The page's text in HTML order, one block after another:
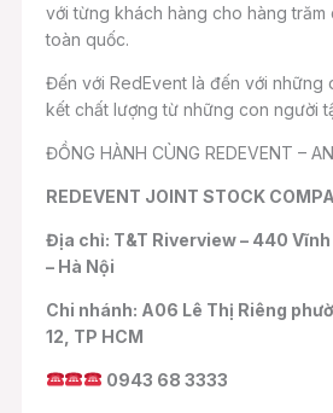
với từng khách hàng cho hàng trăm
toàn quốc.
Đến với RedEvent là đến với những
kết chất lượng từ những con người
ĐỒNG HÀNH CÙNG REDEVENT –
REDEVENT JOINT STOCK
Địa chỉ: T&T Riverview – 440 Vĩnh
– Hà Nội
Chi nhánh: A06 Lê Thị Riêng
12, TP HCM
0943 68 3333